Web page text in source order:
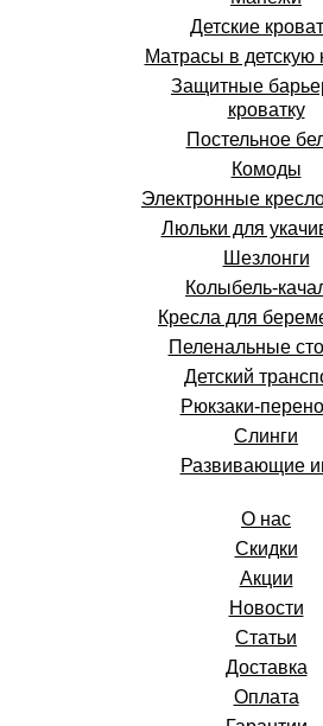
Детские
Матрасы в детскую
Защитные
кроватку
Постельное
Комоды
Электронные
Люльки для
Шезлонги
Колыбель-
Кресла для
Пеленальные
Детский
Рюкзаки-
Слинги
Развивающие
О нас
Скидки
Акции
Новости
Статьи
Доставка
Оплата